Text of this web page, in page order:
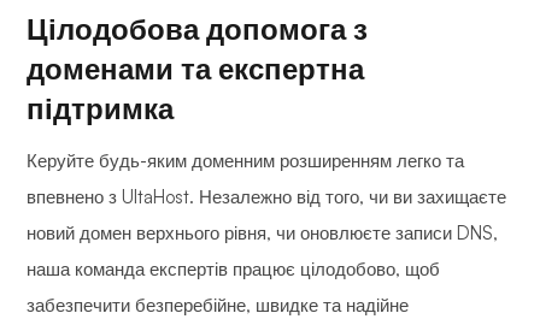
Цілодобова допомога з
доменами та експертна
підтримка
Керуйте будь-яким доменним розширенням легко та
впевнено з UltaHost. Незалежно від того, чи ви захищаєте
новий домен верхнього рівня, чи оновлюєте записи DNS,
наша команда експертів працює цілодобово, щоб
забезпечити безперебійне, швидке та надійне